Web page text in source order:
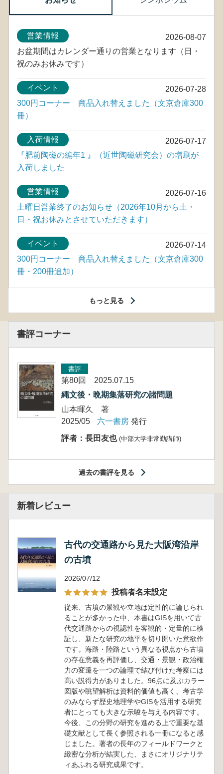
2026-08-07
営業情報
お盆期間はカレンダー通りの営業となります（日・
祝のみお休みです）
2026-07-28
イベント
300円コーナー 商品入れ替えました（文京倉庫300
冊）
2026-07-17
入荷情報
『肥前陶磁の編年1 』（近世陶磁研究会）の増刷が
入荷しました
2026-07-16
営業情報
土曜日営業終了のお知らせ（2026年10月から土・
日・祝お休みとさせていただきます）
2026-07-14
イベント
300円コーナー 商品入れ替えました（文京倉庫300
冊・200冊追加）
もっと見る
書評コーナー
書評
第80回 2025.07.15
縄文後・晩期集落研究の諸問題
山本暉久 著
2025/05
六一書房 発行
評者：長田友也 (中部大学非常勤講師)
過去の書評を見る
新着レビュー
古代の交通路から見た大阪湾沿岸
の古墳
2026/07/12
投稿者名未設定
従来、古墳の景観や立地は定性的に論じられ
ることが多かった中、本書はGISを用いて古
代交通路からの視認性を客観的・定量的に検
証し、新たな研究の地平を切り開いた意欲作
です。海路・陸路という異なる視点から古墳
の存在意義を再評価し、交通・景観・政治権
力の変遷を一つの論理で結び付けた考察には
高い説得力がありました。96点に及ぶカラー
図版や眺望解析は資料的価値も高く、考古学
のみならず歴史地理学やGISを活用する研究
者にとっても大きな示唆を与える内容です。
今後、この分野の研究を進める上で重要な基
礎文献として長く参照される一冊になると感
じました。著者の長年のフィールドワークと
緻密な分析が結実した、まさにオリジナリテ
ィあふれる研究成果です。